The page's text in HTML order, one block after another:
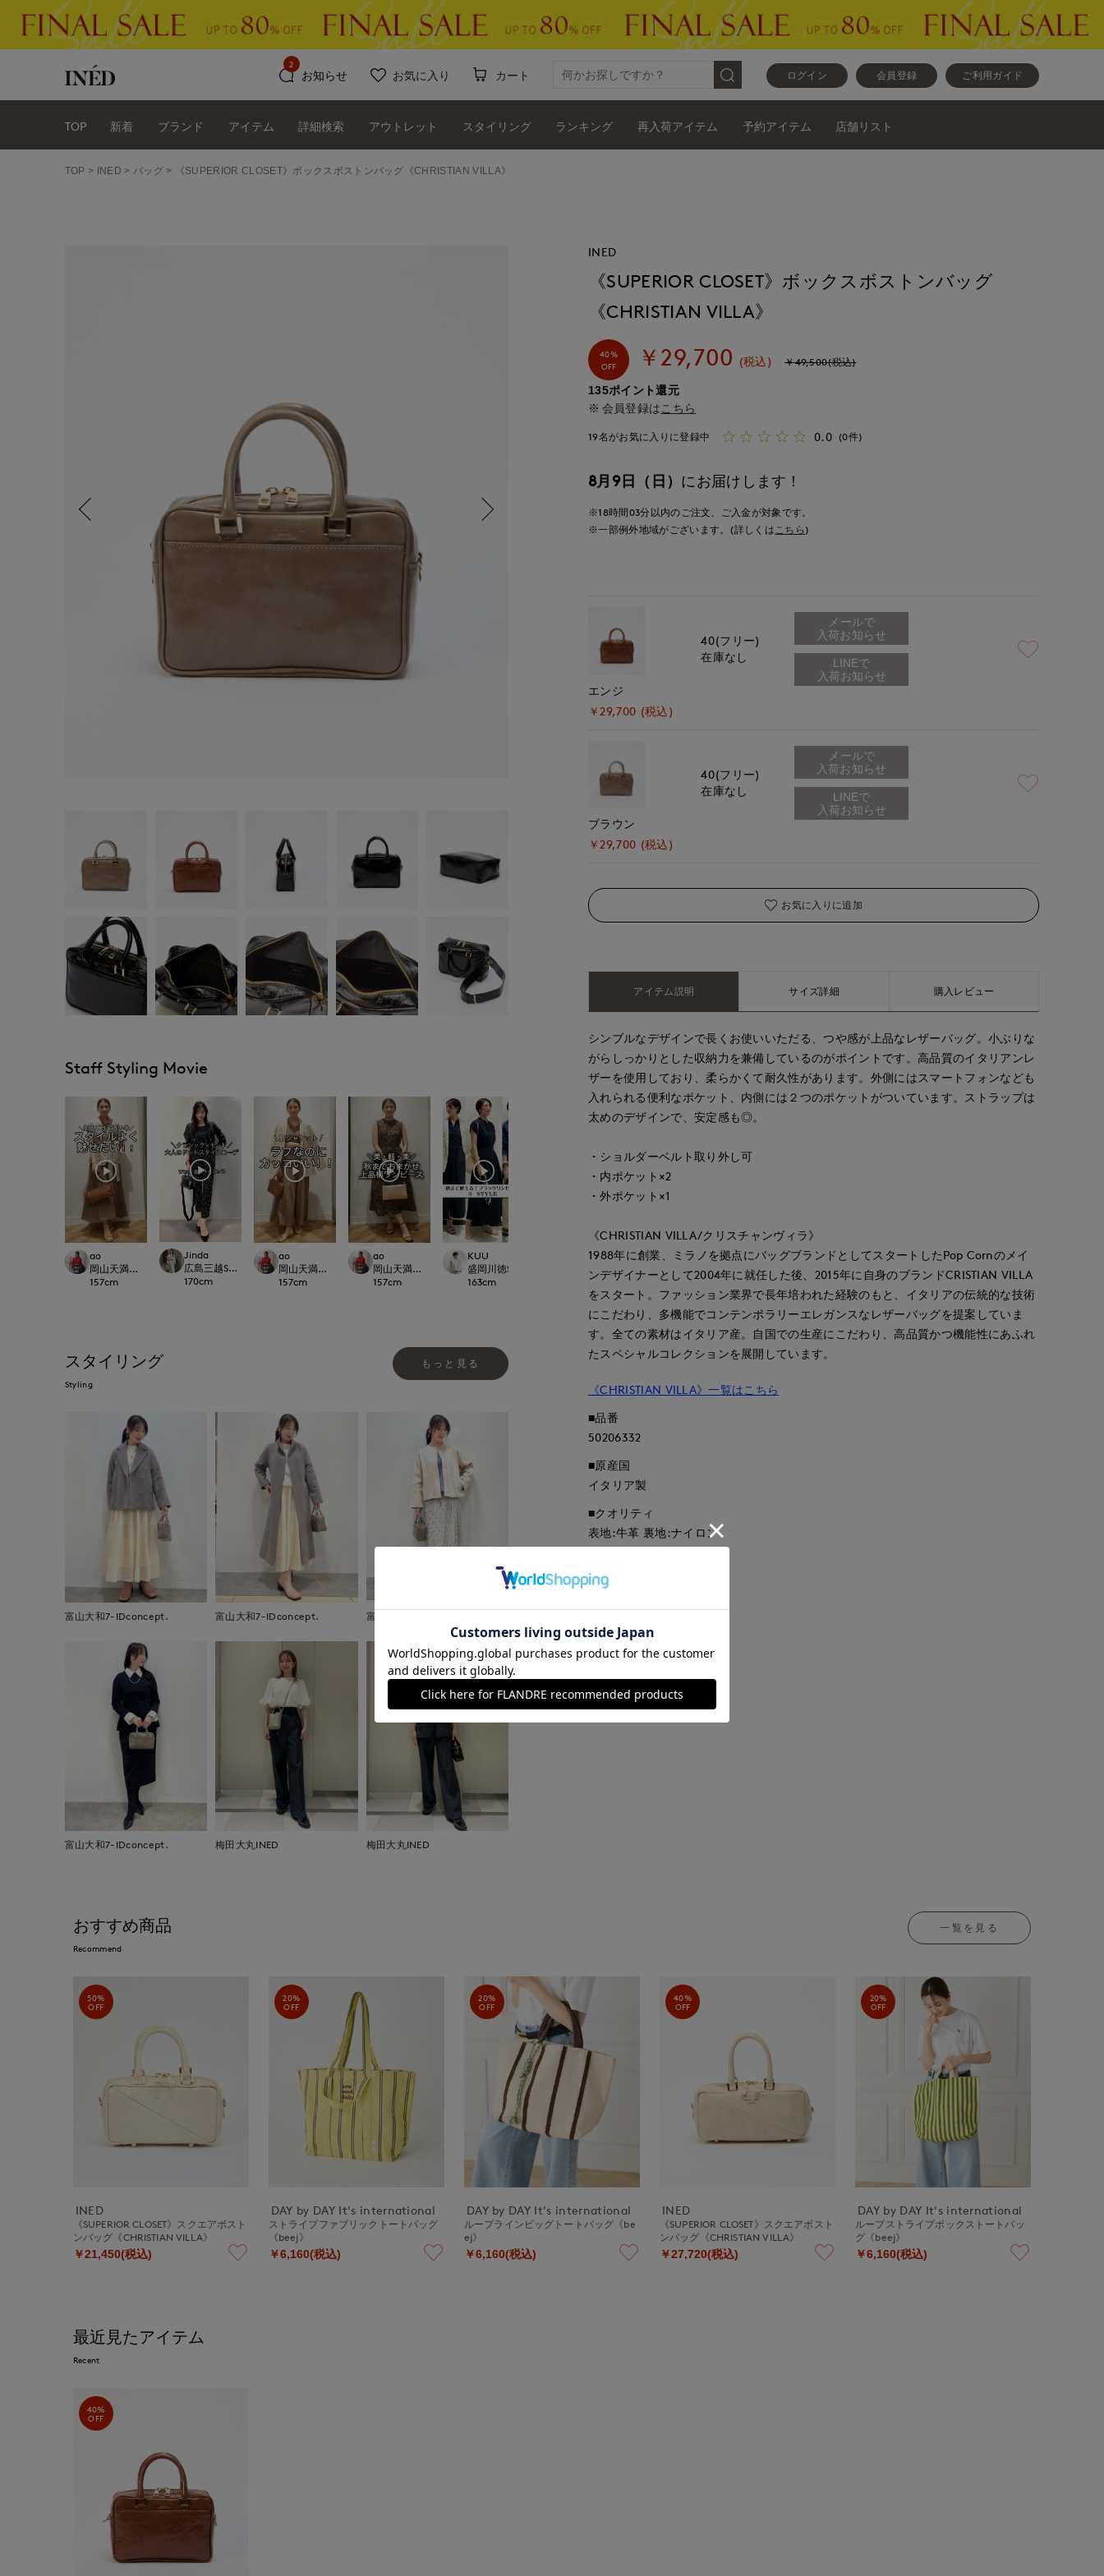
ログイン 会員登録 ご利用ガイド
お知らせ
2
お気に入り カート
TOP 新着 ブランド アイテム 詳細検索 アウトレット スタイリング ランキング 再入荷アイテム 予約アイテム 店舗リスト
TOP INED バッグ 《SUPERIOR CLOSET》ボックスボストンバッグ《CHRISTIAN VILLA》
Staff Styling Movie
ao
岡山天満屋SUPERIORCLOSET
157cm
Jinda
広島三越SUPERIORCLOSET
170cm
ao
岡山天満屋SUPERIORCLOSET
157cm
ao
岡山天満屋SUPERIORCLOSET
157cm
KUU
盛岡川徳SUPERIOR CLOSET
163cm
tanaka
岡山天満屋SUPERIORCLOSET
cm
kuro
新宿伊勢丹SUPERIOR CLOSET
165 cm
KUU
盛岡川徳SUPERIOR CLOSET
163cm
waka
銀座三越SUPERIOR CLOSET GINZA
160cm
ao
岡山天満屋SUPERIORCLOSET
157cm
スタイリング
Styling
もっと見る
富山大和7-IDconcept. 富山大和7-IDconcept. 富山大和7-IDconcept.
富山大和7-IDconcept. 梅田大丸INED 梅田大丸INED
INED
《SUPERIOR CLOSET》ボックスボストンバッグ
《CHRISTIAN VILLA》
40%
OFF
￥29,700 (税込) ￥49,500(税込)
135ポイント還元
会員登録は こちら
19名がお気に入りに登録中 0.0 (0件)
8月9日（日） にお届けします！
※18時間03分以内のご注文、ご入金が対象です。
※一部例外地域がございます。(詳しくはこちら )
エンジ
￥29,700 (税込)
40(フリー)
在庫なし
メールで
入荷お知らせ
ブラウン
￥29,700 (税込)
40(フリー)
在庫なし
メールで
入荷お知らせ
お気に入りに追加
アイテム説明 サイズ詳細 購入レビュー
シンブルなデザインで長くお使いいただる、つや感が上品なレザーバッグ。小ぶりな
がらしっかりとした収納力を兼備しているのがポイントです。高品質のイタリアンレ
ザーを使用しており、柔らかくて耐久性があります。外側にはスマートフォンなども
入れられる便利なポケット、内側には２つのポケットがついています。ストラップは
太めのデザインで、安定感も◎。
・ショルダーベルト取り外し可
・内ポケット×2
・外ポケット×1
《CHRISTIAN VILLA/クリスチャンヴィラ》
1988年に創業、ミラノを拠点にバッグブランドとしてスタートしたPop Cornのメイ
ンデザイナーとして2004年に就任した後、2015年に自身のブランドCRISTIAN VILLA
をスタート。ファッション業界で長年培われた経験のもと、イタリアの伝統的な技術
にこだわり、多機能でコンテンポラリーエレガンスなレザーバッグを提案していま
す。全ての素材はイタリア産。自国での生産にこだわり、高品質かつ機能性にあふれ
たスペシャルコレクションを展開しています。
《CHRISTIAN VILLA》一覧はこちら
■品番
50206332
■原産国
イタリア製
■クオリティ
表地:牛革 裏地:ナイロン
取り扱いについて
おすすめ商品
Recommend
一覧を見る
50%
OFF
INED
《SUPERIOR CLOSET》スクエアボスト
ンバッグ《CHRISTIAN VILLA》
￥21,450(税込)
20%
OFF
DAY by DAY It's international
ストライプファブリックトートバッグ
《beej》
￥6,160(税込)
20%
OFF
DAY by DAY It's international
ループラインビッグトートバッグ《be
ej》
￥6,160(税込)
40%
OFF
INED
《SUPERIOR CLOSET》スクエアボスト
ンバッグ《CHRISTIAN VILLA》
￥27,720(税込)
20%
OFF
DAY by DAY It's international
ループストライプボックストートバッ
グ《beej》
￥6,160(税込)
最近見たアイテム
Recent
40%
OFF